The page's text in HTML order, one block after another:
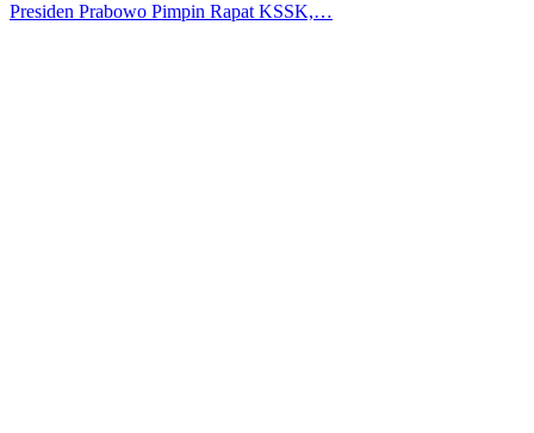
Presiden Prabowo Pimpin Rapat KSSK,…